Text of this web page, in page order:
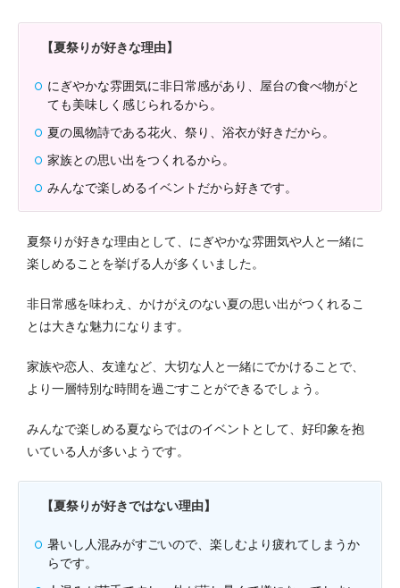
【夏祭りが好きな理由】
にぎやかな雰囲気に非日常感があり、屋台の食べ物がと
ても美味しく感じられるから。
夏の風物詩である花火、祭り、浴衣が好きだから。
家族との思い出をつくれるから。
みんなで楽しめるイベントだから好きです。
夏祭りが好きな理由として、にぎやかな雰囲気や人と一緒に
楽しめることを挙げる人が多くいました。
非日常感を味わえ、かけがえのない夏の思い出がつくれるこ
とは大きな魅力になります。
家族や恋人、友達など、大切な人と一緒にでかけることで、
より一層特別な時間を過ごすことができるでしょう。
みんなで楽しめる夏ならではのイベントとして、好印象を抱
いている人が多いようです。
【夏祭りが好きではない理由】
暑いし人混みがすごいので、楽しむより疲れてしまうか
らです。